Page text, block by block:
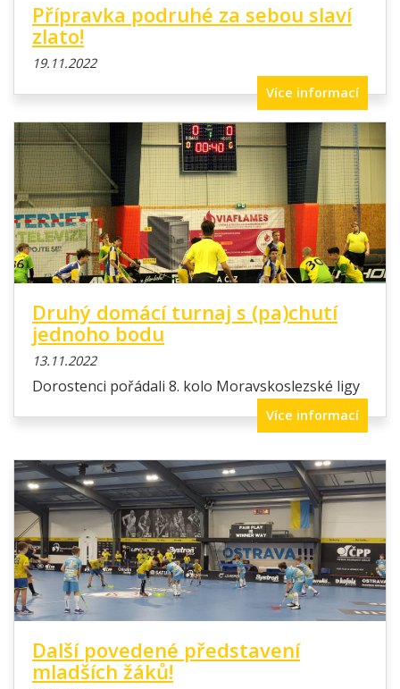
Přípravka podruhé za sebou slaví
zlato!
19.11.2022
Více informací
Druhý domácí turnaj s (pa)chutí
jednoho bodu
13.11.2022
Dorostenci pořádali 8. kolo Moravskoslezské ligy
Více informací
Další povedené představení
mladších žáků!